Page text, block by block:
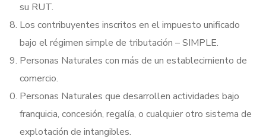
su RUT.
Los contribuyentes inscritos en el impuesto unificado
bajo el régimen simple de tributación – SIMPLE.
Personas Naturales con más de un establecimiento de
comercio.
Personas Naturales que desarrollen actividades bajo
franquicia, concesión, regalía, o cualquier otro sistema de
explotación de intangibles.